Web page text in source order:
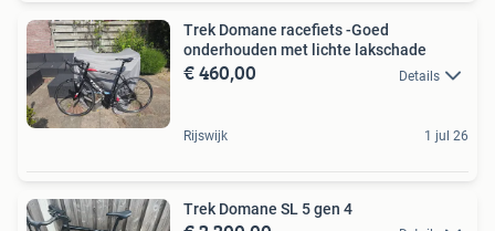
Trek Domane racefiets -Goed
onderhouden met lichte lakschade
€ 460,00 Details
Rijswijk 1 jul 26
Trek Domane SL 5 gen 4